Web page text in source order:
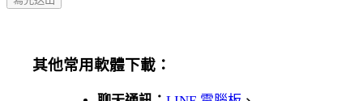
其他常用軟體下載：